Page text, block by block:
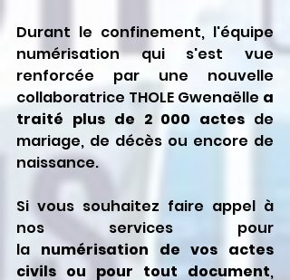
Durant le confinement, l'équipe
numérisation qui s'est vue
renforcée par une nouvelle
collaboratrice THOLE Gwenaëlle a
traité plus de 2 000 actes de
mariage, de décès ou encore de
naissance.
Si vous souhaitez faire appel à
nos services pour
la numérisation de vos actes
civils ou pour tout document,